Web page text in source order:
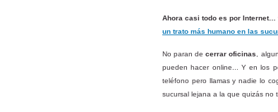
Ahora casi todo es por Internet…
un trato más humano en las
No paran de cerrar oficinas
,
pueden hacer online... Y en los
teléfono pero llamas y nadie lo
sucursal lejana a la que quizás no